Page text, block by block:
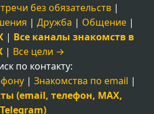
без обязательств|
| Дружба | Общение |
| Все каналы знакомств в
| Все цели →
по контакту:
| Знакомства по email |
(email, телефон, MAX,
Telegram)